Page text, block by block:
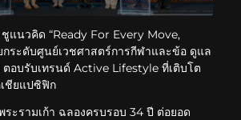
แนวคิด “Ready For Every Move,
กระดับศูนย์เวชศาสตร์การกีฬาและข้อ ดูแล
ตอบรับเทรนด์ Active Lifestyle ที่เติบโต
เชียแปซิฟิก
ระรามเก้า ฉลองครบรอบ 34 ปี ต่อยอด